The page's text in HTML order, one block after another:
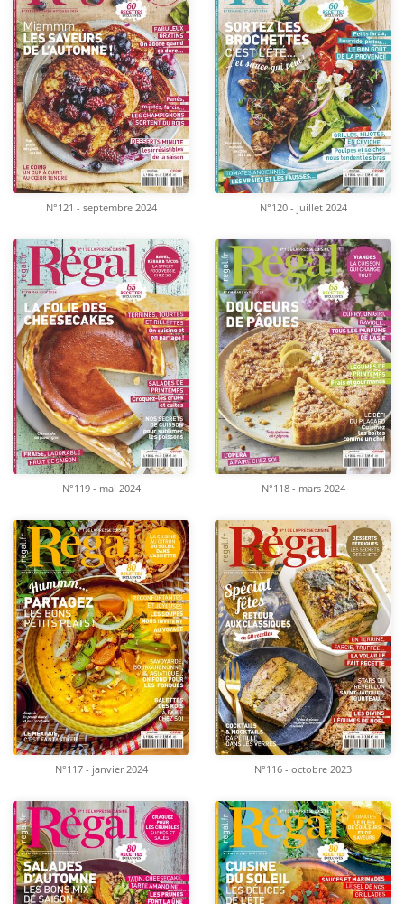
N°121 - septembre 2024 N°120 - juillet 2024
N°119 - mai 2024 N°118 - mars 2024
N°117 - janvier 2024 N°116 - octobre 2023